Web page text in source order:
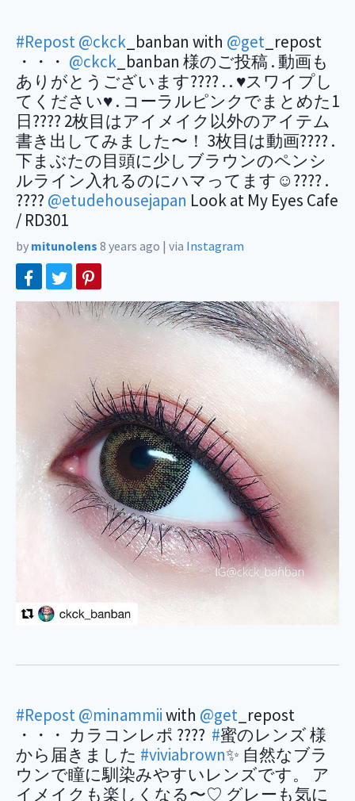
#Repost@ckck _banban with @get _repost
・・・ @ckck _banban 様のご投稿 . 動画も
ありがとうございます???? . . ♥️スワイプし
てください♥️ . コーラルピンクでまとめた1
日???? 2枚目はアイメイク以外のアイテム
書き出してみました〜！ 3枚目は動画???? .
下まぶたの目頭に少しブラウンのペンシ
ルライン入れるのにハマってます☺️???? .
???? @etudehousejapan Look at My Eyes Cafe
/ RD301
by mitunolens 8 years ago | via Instagram
#Repost@minammiiwith @get _repost
・・・ カラコンレポ ???? #蜜のレンズ 様
から届きました #viviabrown✨ 自然なブラ
ウンで瞳に馴染みやすいレンズです。 ア
イメイクも楽しくなる〜♡ グレーも気に